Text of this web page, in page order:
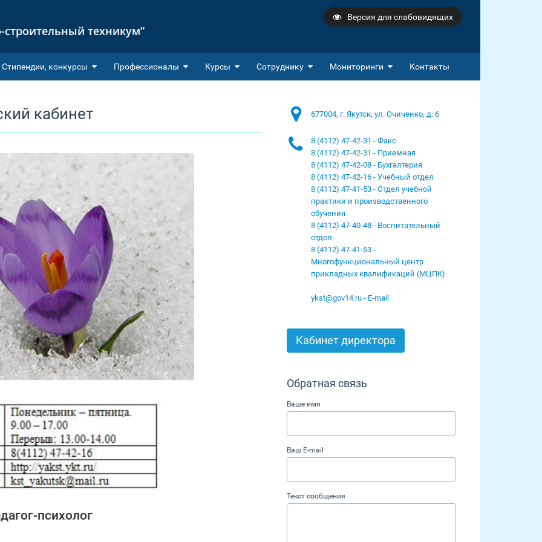
техникум”
Версия для слабовидящих
Cтипендии, конкурсы Профессионалы Курсы Сотруднику Мониторинги Контакты
кабинет
психолог
677004, г. Якутск, ул. Очиченко, д. 6
8 (4112) 47-42-31 - Факс
8 (4112) 47-42-31 - Приемная
8 (4112) 47-42-08 - Бухгалтерия
8 (4112) 47-42-16 - Учебный отдел
8 (4112) 47-41-53 - Отдел учебной
практики и производственного
обучения
8 (4112) 47-40-48 - Воспитательный
отдел
8 (4112) 47-41-53 -
Многофункциональный центр
прикладных квалификаций (МЦПК)
ykst@gov14.ru - E-mail
Кабинет директора
Обратная связь
Ваше имя
Ваш E-mail
Текст сообщения